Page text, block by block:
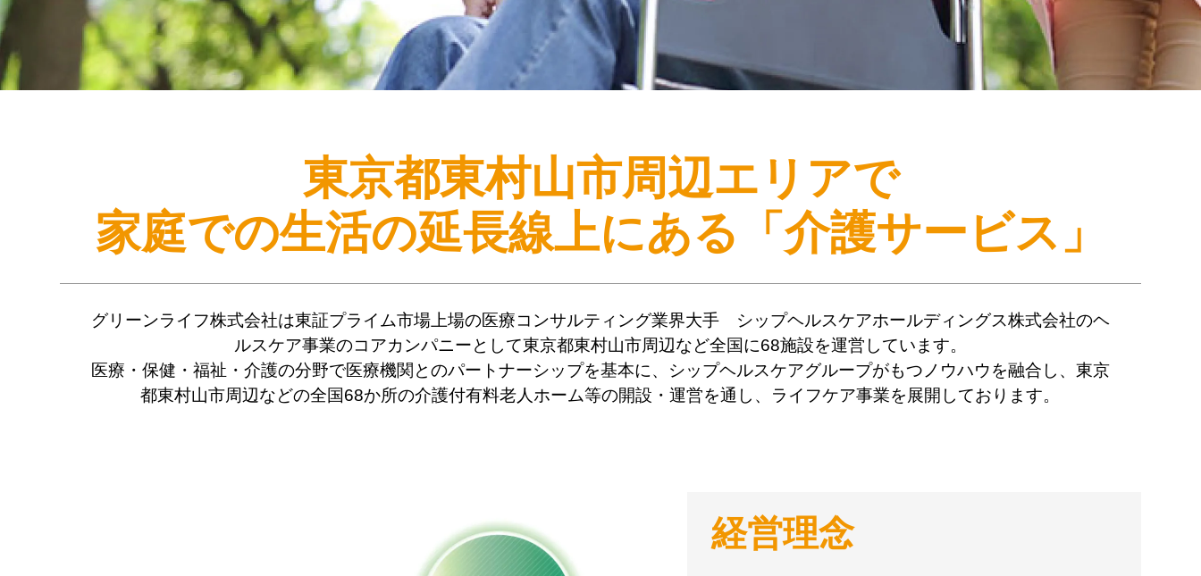
東京都東村山市周辺エリアで
家庭での生活の延長線上にある 「介護サービス」
グリーンライフ株式会社は東証プライム市場上場の医療コンサルティング業界大手 シップヘルスケアホールディングス株式会社のヘ
ルスケア事業のコアカンパニーとして東京都東村山市周辺など全国に68施設を運営しています。
医療・保健・福祉・介護の分野で医療機関とのパートナーシップを基本に、シップヘルスケアグループがもつノウハウを融合し、東京
都東村山市周辺などの全国68か所の介護付有料老人ホーム等の開設・運営を通し、ライフケア事業を展開しております。
経営理念